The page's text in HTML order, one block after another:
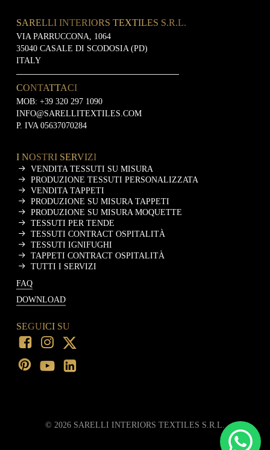
SARELLI INTERIORS TEXTILES S.R.L.
VIA PARRUCCONA, 1064
35040 CASALE DI SCODOSIA (PD)
ITALY
CONTATTACI
MOB: +39 320 297 1090
INFO@SARELLITEXTILES.COM
P. IVA 05637070284
I NOSTRI SERVIZI
VENDITA TESSUTI SU MISURA
PRODUZIONE TESSUTI PERSONALIZZATA
VENDITA TAPPETI
PRODUZIONE SU MISURA TAPPETI
PRODUZIONE SU MISURA MOQUETTE
TESSUTI PER TENDE
TESSUTI CONTRACT OSPITALITÀ
TESSUTI IGNIFUGHI
TAPPETI CONTRACT OSPITALITÀ
TUTTI I SERVIZI
FAQ
DOWNLOAD
SEGUICI SU
© 2026SARELLI INTERIORS TEXTILES S.R.L.